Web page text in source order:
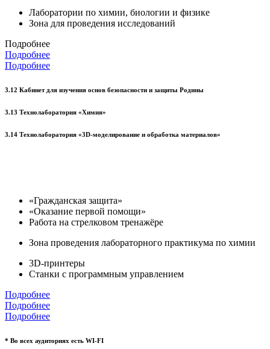
Лаборатории по химии, биологии и физике
Зона для проведения исследований
Подробнее
Подробнее
Подробнее
3.12 Кабинет для изучения основ безопасности и защиты Родины
3.13 Технолаборатория «Химия»
3.14 Технолаборатория «3D-моделирование и обработка материалов»
«Гражданская защита»
«Оказание первой помощи»
Работа на стрелковом тренажёре
Зона проведения лабораторного практикума по химии
3D-принтеры
Станки с программным управлением
Подробнее
Подробнее
Подробнее
* Во всех аудиториях есть WI-FI